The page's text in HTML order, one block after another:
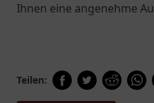
Ihnen eine angenehme
Teilen: